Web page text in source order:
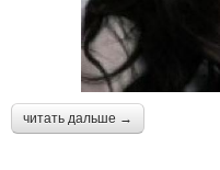
читать дальше →